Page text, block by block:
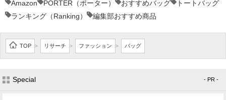
Amazon PORTER（ポーター） おすすめバッグ
トートバッグ
ランキング（Ranking）
編集部おすすめ商品
TOP > リサーチ > ファッション > バッグ
Special - PR -